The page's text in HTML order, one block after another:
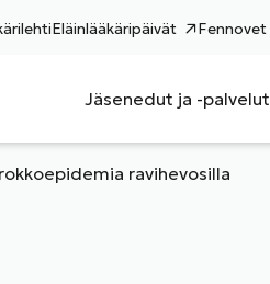
Eläinlääkäripäivät Fennovet
Jäsenedut ja -palvelut
ravihevosilla